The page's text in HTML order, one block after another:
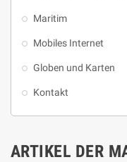
Maritim
Mobiles Internet
Globen und Karten
Kontakt
ARTIKEL DER